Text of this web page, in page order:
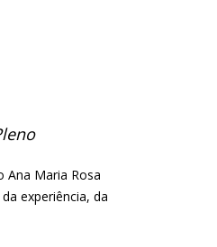
Ana Maria Rosa
experiência, da